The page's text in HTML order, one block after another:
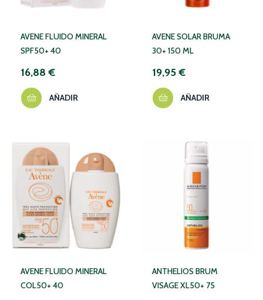
AVENE FLUIDO MINERAL
SPF50+ 40
16,88 €
AÑADIR
AVENE SOLAR BRUMA
30+ 150 ML
19,95 €
AÑADIR
AVENE FLUIDO MINERAL
COL50+ 40
ANTHELIOS BRUM
VISAGE XL50+ 75